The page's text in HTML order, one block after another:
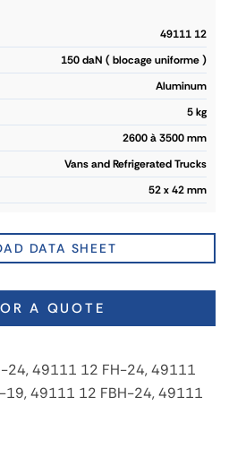
49111 12
150 daN ( blocage uniforme )
Aluminum
5 kg
2600 à 3500 mm
Vans and Refrigerated Trucks
52 x 42 mm
DATA SHEET
A QUOTE
24, 49111 12 FH-24, 49111
49111 12 FBH-24, 49111